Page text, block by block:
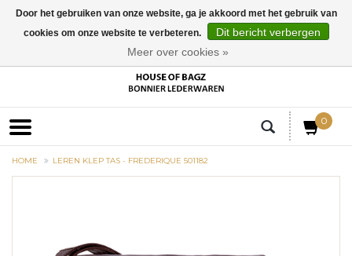
0
HOME LEREN KLEP TAS - FREDERIQUE 501182
Door het gebruiken van onze website, ga je akkoord met het gebruik van
cookies om onze website te verbeteren.
Dit bericht verbergen
Meer over cookies »